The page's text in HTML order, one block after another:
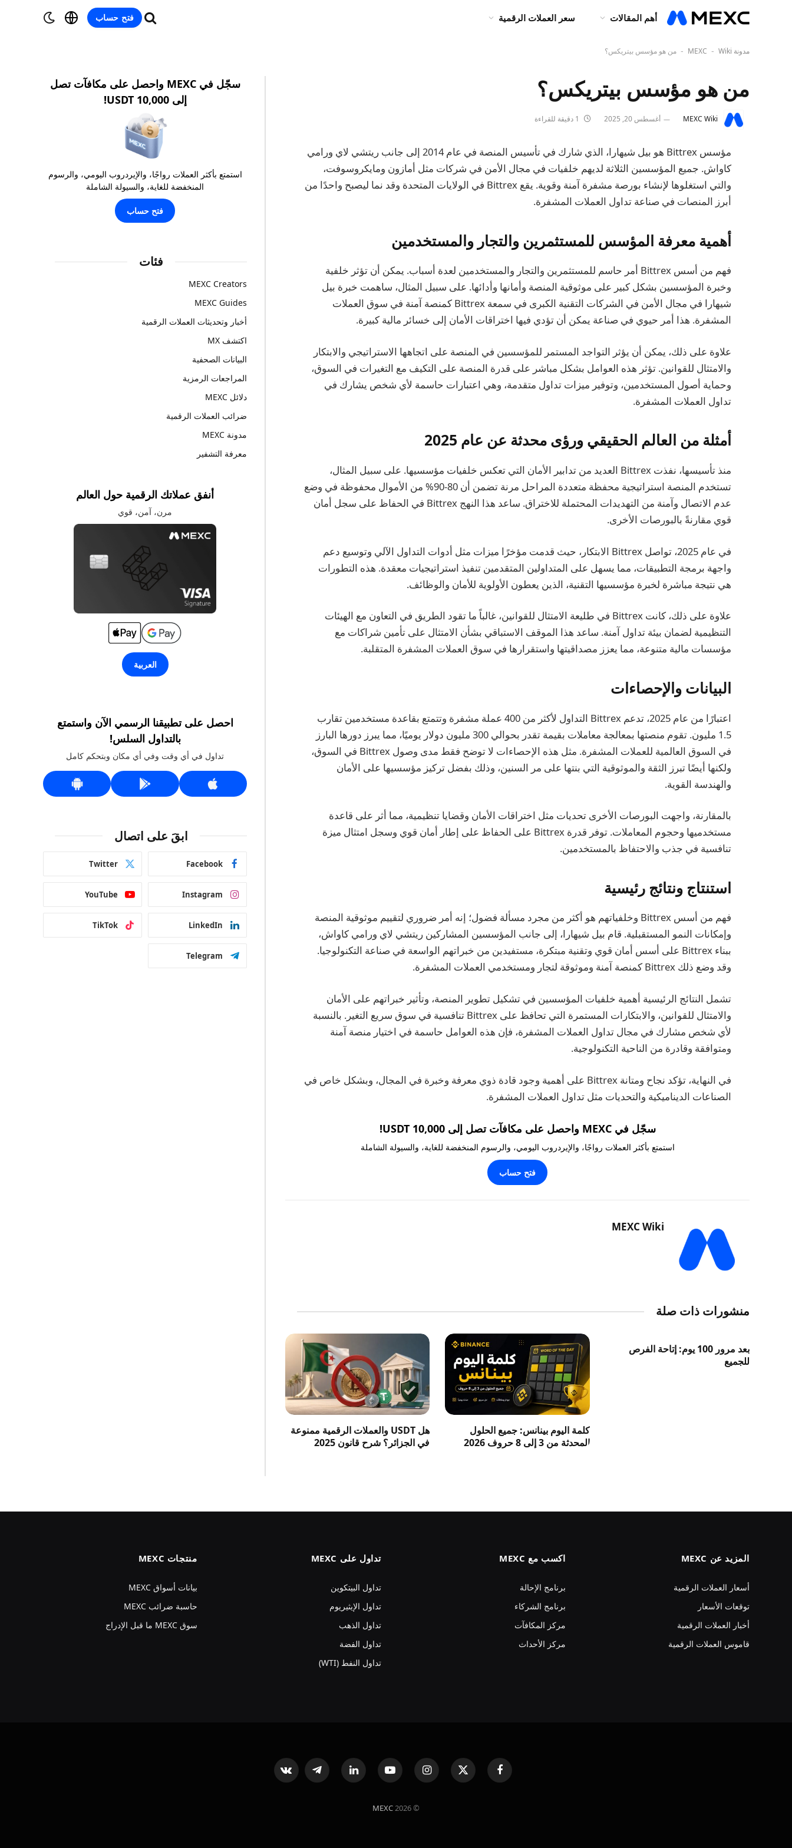
أهم المقالات سعر العملات الرقمية فتح حساب
مدونة MEXC - Wiki
- من هو مؤسس بيتريكس؟
من هو مؤسس بيتريكس؟
MEXC Wiki أغسطس 20, 2025
مؤسس Bittrex هو بيل شيهارا، الذي شارك في تأسيس المنصة في عام 2014 إلى جانب ريتشي لاي ورامي
كاواش. جميع المؤسسين الثلاثة لديهم خلفيات في مجال الأمن في شركات مثل أمازون ومايكروسوفت،
والتي استغلوها لإنشاء بورصة مشفرة آمنة وقوية. يقع Bittrex في الولايات المتحدة وقد نما ليصبح واحدًا من
أبرز المنصات في صناعة تداول العملات المشفرة.
أهمية معرفة المؤسس للمستثمرين والتجار والمستخدمين
فهم من أسس Bittrex أمر حاسم للمستثمرين والتجار والمستخدمين لعدة أسباب. يمكن أن تؤثر خلفية
وخبرة المؤسسين بشكل كبير على موثوقية المنصة وأمانها وأدائها. على سبيل المثال، ساهمت خبرة بيل
شيهارا في مجال الأمن في الشركات التقنية الكبرى في سمعة Bittrex كمنصة آمنة في سوق العملات
المشفرة. هذا أمر حيوي في صناعة يمكن أن تؤدي فيها اختراقات الأمان إلى خسائر مالية كبيرة.
علاوة على ذلك، يمكن أن يؤثر التواجد المستمر للمؤسسين في المنصة على اتجاهها الاستراتيجي والابتكار
والامتثال للقوانين. تؤثر هذه العوامل بشكل مباشر على قدرة المنصة على التكيف مع التغيرات في السوق،
وحماية أصول المستخدمين، وتوفير ميزات تداول متقدمة، وهي اعتبارات حاسمة لأي شخص يشارك في
تداول العملات المشفرة.
أمثلة من العالم الحقيقي ورؤى محدثة عن عام 2025
منذ تأسيسها، نفذت Bittrex العديد من تدابير الأمان التي تعكس خلفيات مؤسسيها. على سبيل المثال،
تستخدم المنصة استراتيجية محفظة متعددة المراحل مرنة تضمن أن 80-90% من الأموال محفوظة في وضع
عدم الاتصال وآمنة من التهديدات المحتملة للاختراق. ساعد هذا النهج Bittrex في الحفاظ على سجل أمان
قوي مقارنةً بالبورصات الأخرى.
في عام 2025، تواصل Bittrex الابتكار، حيث قدمت مؤخرًا ميزات مثل أدوات التداول الآلي وتوسيع دعم
واجهة برمجة التطبيقات، مما يسهل على المتداولين المتقدمين تنفيذ استراتيجيات معقدة. هذه التطورات
هي نتيجة مباشرة لخبرة مؤسسيها التقنية، الذين يعطون الأولوية للأمان والوظائف.
علاوة على ذلك، كانت Bittrex في طليعة الامتثال للقوانين، غالباً ما تقود الطريق في التعاون مع الهيئات
التنظيمية لضمان بيئة تداول آمنة. ساعد هذا الموقف الاستباقي بشأن الامتثال على تأمين شراكات مع
مؤسسات مالية متنوعة، مما يعزز مصداقيتها واستقرارها في سوق العملات المشفرة المتقلبة.
البيانات والإحصاءات
اعتبارًا من عام 2025، تدعم Bittrex التداول لأكثر من 400 عملة مشفرة وتتمتع بقاعدة مستخدمين تقارب
1.5 مليون. تقوم منصتها بمعالجة معاملات بقيمة تقدر بحوالي 300 مليون دولار يوميًا، مما يبرز دورها البارز
في السوق العالمية للعملات المشفرة. مثل هذه الإحصاءات لا توضح فقط مدى وصول Bittrex في السوق،
ولكنها أيضًا تبرز الثقة والموثوقية التي بنتها على مر السنين، وذلك بفضل تركيز مؤسسيها على الأمان
والهندسة القوية.
بالمقارنة، واجهت البورصات الأخرى تحديات مثل اختراقات الأمان وقضايا تنظيمية، مما أثر على قاعدة
مستخدميها وحجوم المعاملات. توفر قدرة Bittrex على الحفاظ على إطار أمان قوي وسجل امتثال ميزة
تنافسية في جذب والاحتفاظ بالمستخدمين.
استنتاج ونتائج رئيسية
فهم من أسس Bittrex وخلفياتهم هو أكثر من مجرد مسألة فضول؛ إنه أمر ضروري لتقييم موثوقية المنصة
وإمكانات النمو المستقبلية. قام بيل شيهارا، إلى جانب المؤسسين المشاركين ريتشي لاي ورامي كاواش،
ببناء Bittrex على أسس أمان قوي وتقنية مبتكرة، مستفيدين من خبراتهم الواسعة في صناعة التكنولوجيا.
وقد وضع ذلك Bittrex كمنصة آمنة وموثوقة لتجار ومستخدمي العملات المشفرة.
تشمل النتائج الرئيسية أهمية خلفيات المؤسسين في تشكيل تطوير المنصة، وتأثير خبراتهم على الأمان
والامتثال للقوانين، والابتكارات المستمرة التي تحافظ على Bittrex تنافسية في سوق سريع التغير. بالنسبة
لأي شخص مشارك في مجال تداول العملات المشفرة، فإن هذه العوامل حاسمة في اختيار منصة آمنة
ومتوافقة وقادرة من الناحية التكنولوجية.
في النهاية، تؤكد نجاح ومتانة Bittrex على أهمية وجود قادة ذوي معرفة وخبرة في المجال، وبشكل خاص في
الصناعات الديناميكية والتحديات مثل تداول العملات المشفرة.
سجّل في MEXC واحصل على مكافآت تصل إلى 10,000 USDT!
استمتع بأكثر العملات رواجًا، والإيردروب اليومي، والرسوم المنخفضة للغاية، والسيولة الشاملة
فتح حساب
MEXC Wiki
منشورات ذات صلة
بعد مرور 100 يوم: إتاحة الفرص
للجميع
كلمة اليوم بينانس: جميع الحلول
المحدثة من 3 إلى 8 حروف 2026
هل USDT والعملات الرقمية ممنوعة
في الجزائر؟ شرح قانون 2025
سجّل في MEXC واحصل على مكافآت تصل
إلى 10,000 USDT!
استمتع بأكثر العملات رواجًا، والإيردروب اليومي، والرسوم
المنخفضة للغاية، والسيولة الشاملة
فتح حساب
فئات
MEXC Creators
MEXC Guides
أخبار وتحديثات العملات الرقمية
اكتشف MX
البيانات الصحفية
المراجعات الرمزية
دلائل MEXC
ضرائب العملات الرقمية
مدونة MEXC
معرفة التشفير
أنفق عملاتك الرقمية حول العالم
مرن، آمن، قوي
العربية
احصل على تطبيقنا الرسمي الآن واستمتع
بالتداول السلس!
تداول في أي وقت وفي أي مكان وبتحكم كامل
ابقَ على اتصال
Facebook
Twitter
Instagram
YouTube
LinkedIn
TikTok
Telegram
المزيد عن MEXC
أسعار العملات الرقمية
توقعات الأسعار
أخبار العملات الرقمية
قاموس العملات الرقمية
اكسب مع MEXC
برنامج الإحالة
برنامج الشركاء
مركز المكافآت
مركز الأحداث
تداول على MEXC
تداول البيتكوين
تداول الإيثيريوم
تداول الذهب
تداول الفضة
تداول النفط (WTI)
منتجات MEXC
بيانات أسواق MEXC
حاسبة ضرائب MEXC
سوق MEXC ما قبل الإدراج
فيسبوك
X
(Twitter)
الانستغرام يوتيوب لينكدإن تيلقرام VKontakte
© 2026
MEXC